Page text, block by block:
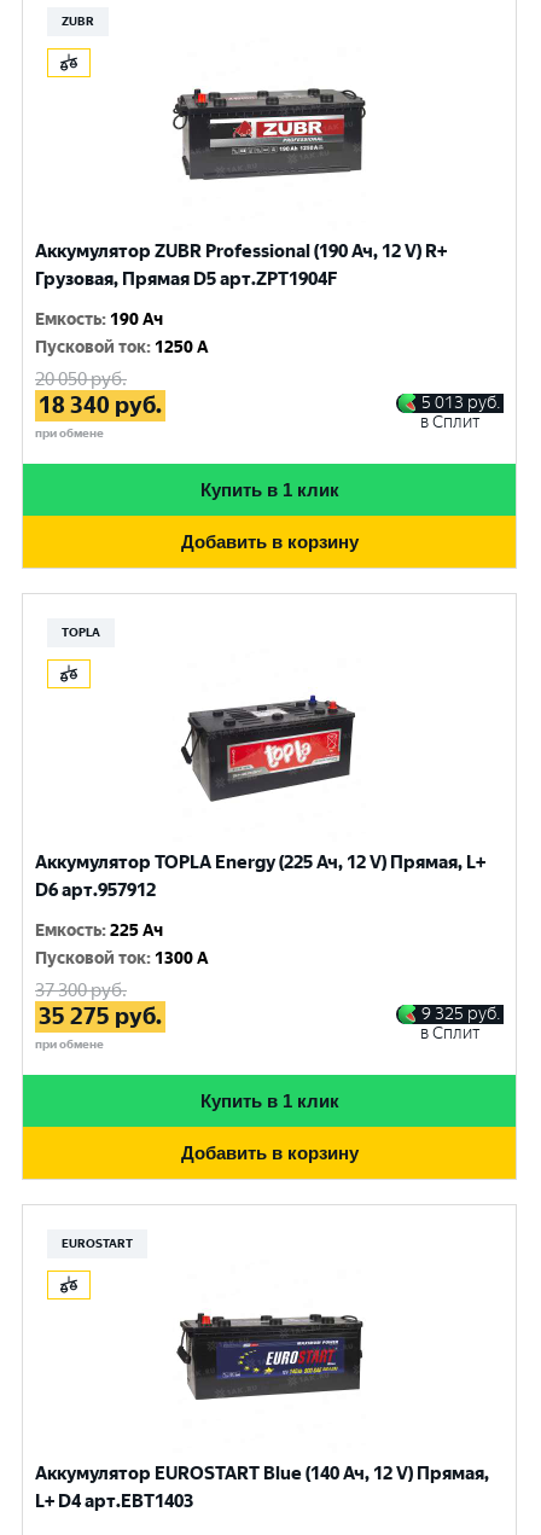
ZUBR
Аккумулятор ZUBR Professional (190 Ач, 12 V) R+
Грузовая, Прямая D5 арт.ZPT1904F
Емкость: 190 Ач
Пусковой ток: 1250 A
20 050руб.
18 340 руб.
при обмене
5 013 руб.
в Сплит
Купить в 1 клик
Добавить в корзину
TOPLA
Аккумулятор TOPLA Energy (225 Ач, 12 V) Прямая, L+
D6 арт.957912
Емкость:225 Ач
Пусковой ток: 1300 A
37 300руб.
35 275 руб.
при обмене
9 325 руб.
в Сплит
Купить в 1 клик
Добавить в корзину
EUROSTART
Аккумулятор EUROSTART Blue (140 Ач, 12 V) Прямая,
L+ D4 арт.EBT1403